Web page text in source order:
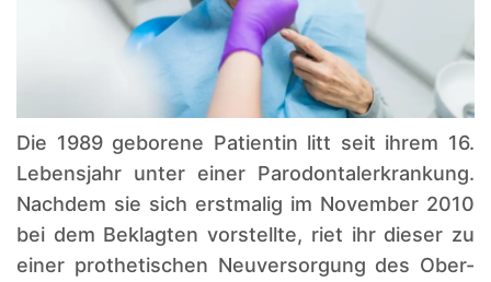
Die 1989 geborene Patientin litt seit ihrem 16.
Lebensjahr unter einer Parodontalerkrankung.
Nachdem sie sich erstmalig im November 2010
bei dem Beklagten vorstellte, riet ihr dieser zu
einer prothetischen Neuversorgung des Ober-